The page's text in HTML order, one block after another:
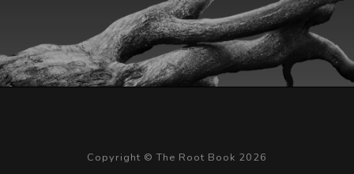
Copyright © The Root Book 2026